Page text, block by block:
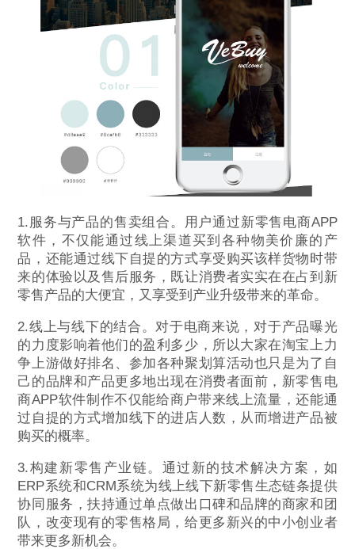
1.服务与产品的售卖组合。用户通过新零售电商APP
软件，不仅能通过线上渠道买到各种物美价廉的产
品，还能通过线下自提的方式享受购买该样货物时带
来的体验以及售后服务，既让消费者实实在在占到新
零售产品的大便宜，又享受到产业升级带来的革命。
2.线上与线下的结合。对于电商来说，对于产品曝光
的力度影响着他们的盈利多少，所以大家在淘宝上力
争上游做好排名、参加各种聚划算活动也只是为了自
己的品牌和产品更多地出现在消费者面前，新零售电
商APP软件制作不仅能给商户带来线上流量，还能通
过自提的方式增加线下的进店人数，从而增进产品被
购买的概率。
3.构建新零售产业链。通过新的技术解决方案，如
ERP系统和CRM系统为线上线下新零售生态链条提供
协同服务，扶持通过单点做出口碑和品牌的商家和团
队，改变现有的零售格局，给更多新兴的中小创业者
带来更多新机会。